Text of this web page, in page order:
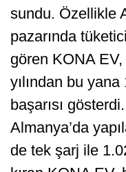
sundu. Özellikle
pazarında
gören KONA
yılından bu
başarısı
Almanya’da
de tek şarj ile